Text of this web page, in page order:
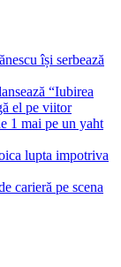
își serbează
“Iubirea
el pe viitor
1 mai pe un yaht
lupta impotriva
carieră pe scena